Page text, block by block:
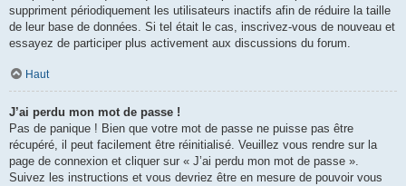
suppriment périodiquement les utilisateurs inactifs afin de réduire la taille
de leur base de données. Si tel était le cas, inscrivez-vous de nouveau et
essayez de participer plus activement aux discussions du forum.
Haut
J’ai perdu mon mot de passe !
Pas de panique ! Bien que votre mot de passe ne puisse pas être
récupéré, il peut facilement être réinitialisé. Veuillez vous rendre sur la
page de connexion et cliquer sur « J’ai perdu mon mot de passe ».
Suivez les instructions et vous devriez être en mesure de pouvoir vous